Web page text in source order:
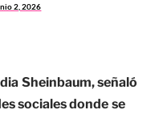
2, 2026
Sheinbaum,señaló
sociales donde se